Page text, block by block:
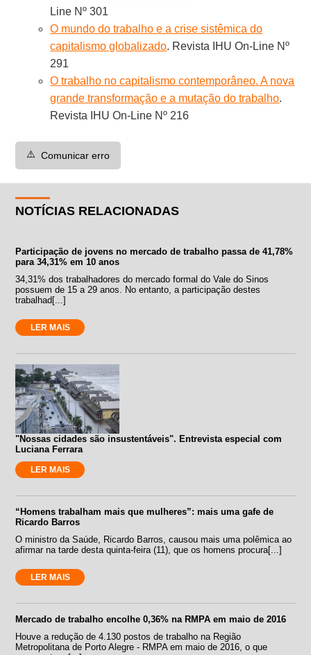
Line Nº 301
O mundo do trabalho e a crise sistêmica do
capitalismo globalizado. Revista IHU On-Line Nº
291
O trabalho no capitalismo contemporâneo. A nova
grande transformação e a mutação do trabalho.
Revista IHU On-Line Nº 216
⚠️ Comunicar erro
NOTÍCIAS RELACIONADAS
Participação de jovens no mercado de trabalho passa de 41,78%
para 34,31% em 10 anos
34,31% dos trabalhadores do mercado formal do Vale do Sinos
possuem de 15 a 29 anos. No entanto, a participação destes
trabalhad[...]
LER MAIS
"Nossas cidades são insustentáveis". Entrevista especial com
Luciana Ferrara
LER MAIS
“Homens trabalham mais que mulheres”: mais uma gafe de
Ricardo Barros
O ministro da Saúde, Ricardo Barros, causou mais uma polêmica ao
afirmar na tarde desta quinta-feira (11), que os homens procura[...]
LER MAIS
Mercado de trabalho encolhe 0,36% na RMPA em maio de 2016
Houve a redução de 4.130 postos de trabalho na Região
Metropolitana de Porto Alegre - RMPA em maio de 2016, o que